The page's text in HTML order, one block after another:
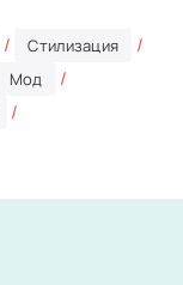
/ Стилизация /
Мод /
/